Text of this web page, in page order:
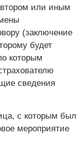
или иным
(заключение
будет
которым
сведения
с которым был
мероприятие